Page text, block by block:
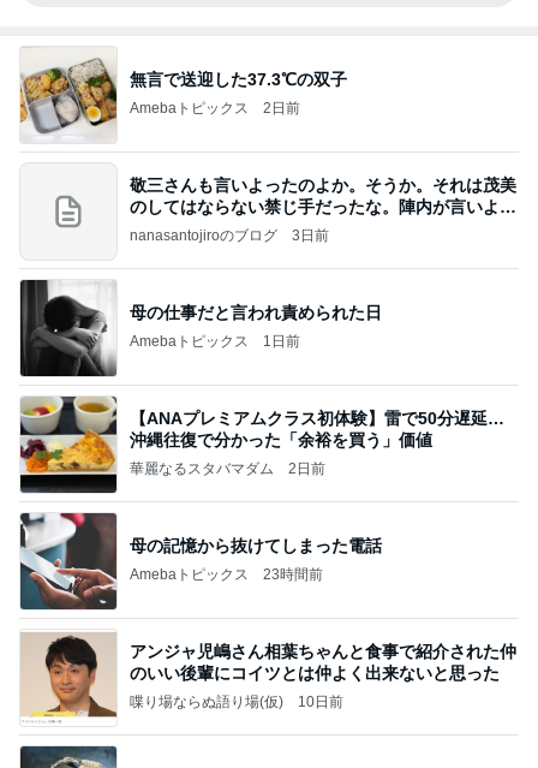
無言で送迎した37.3℃の双子
Amebaトピックス 2日前
敬三さんも言いよったのよか。そうか。それは茂美
のしてはならない禁じ手だったな。陣内が言いよる
のよ
nanasantojiroのブログ 3日前
母の仕事だと言われ責められた日
Amebaトピックス 1日前
【ANAプレミアムクラス初体験】雷で50分遅延…
沖縄往復で分かった「余裕を買う」価値
華麗なるスタバマダム 2日前
母の記憶から抜けてしまった電話
Amebaトピックス 23時間前
アンジャ児嶋さん相葉ちゃんと食事で紹介された仲
のいい後輩にコイツとは仲よく出来ないと思った
喋り場ならぬ語り場(仮) 10日前